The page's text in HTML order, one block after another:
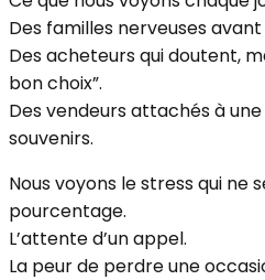
Des familles nerveuses
Des acheteurs qui doutent,
bon choix”.
Des vendeurs attachés à
souvenirs.
Nous voyons le stress qui ne
pourcentage.
L’attente d’un appel.
La peur de perdre une